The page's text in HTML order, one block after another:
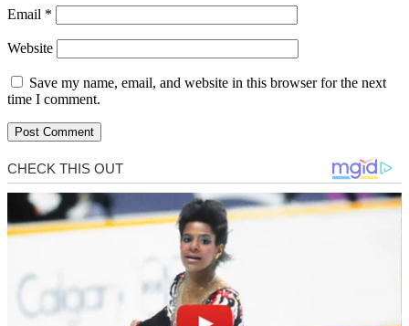
Email *
Website
Save my name, email, and website in this browser for the next
time I comment.